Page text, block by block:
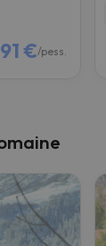
€/pess.